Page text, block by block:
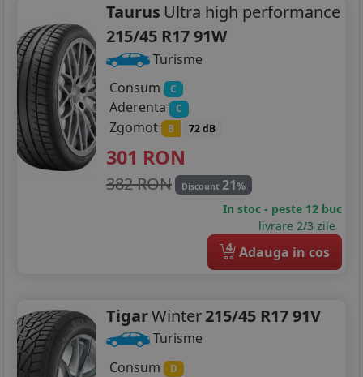
Taurus Ultra high performance
215/45 R17 91W
Turisme
Consum
C
Aderenta C
Zgomot B 72 dB
301 RON
382 RON Discount 21%
In stoc - peste 12 buc
livrare 2/3 zile
4 Adauga in cos
TigarWinter215/45 R17 91V
Turisme
Consum
D